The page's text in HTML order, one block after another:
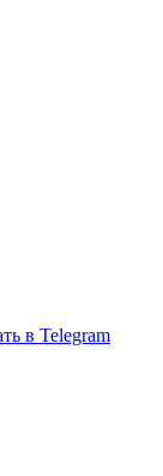
в Telegram